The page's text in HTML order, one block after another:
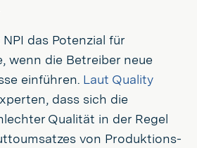
das Potenzial für
wenn die Betreiber neue
einführen. Laut Quality
dass sich die
Qualität in der Regel
von Produktions-